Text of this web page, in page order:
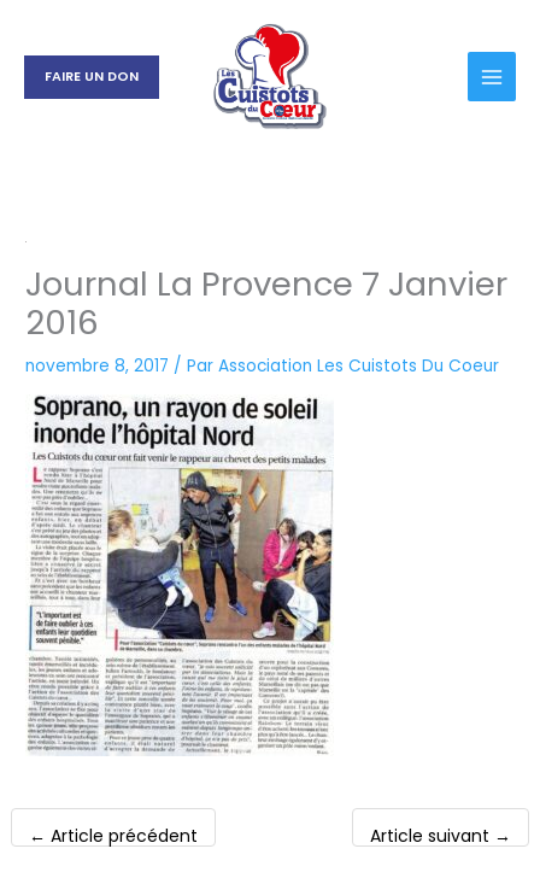
contenu
FAIRE UN DON
Journal La Provence 7 Janvier
2016
novembre 8, 2017 / ParAssociation Les Cuistots Du Coeur
← Article précédent Article suivant →